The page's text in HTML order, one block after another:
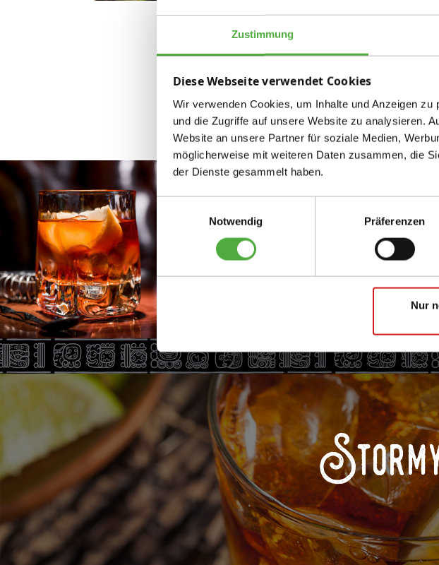
Zustimmung
Diese Webseite verwendet Cookies
Wir verwenden Cookies, um Inhalte und Anzeigen
und die Zugriffe auf unsere Website zu analysieren.
Website an unsere Partner für soziale Medien,
möglicherweise mit weiteren Daten zusammen, die
der Dienste gesammelt haben.
Notwendig
Präferenzen
Nur